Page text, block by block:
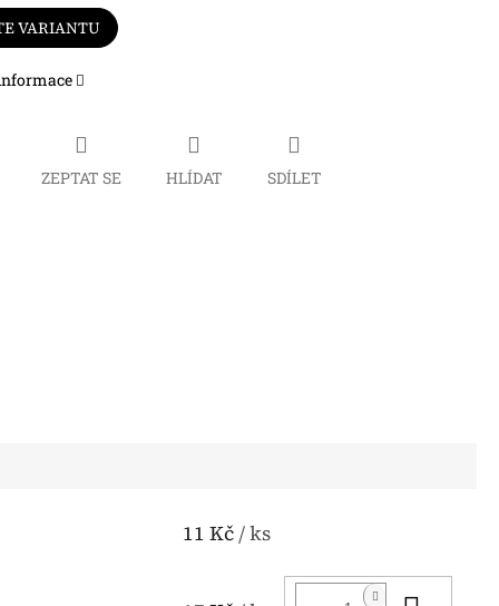
VARIANTU
ZEPTAT SE HLÍDAT SDÍLET
11 Kč/ ks